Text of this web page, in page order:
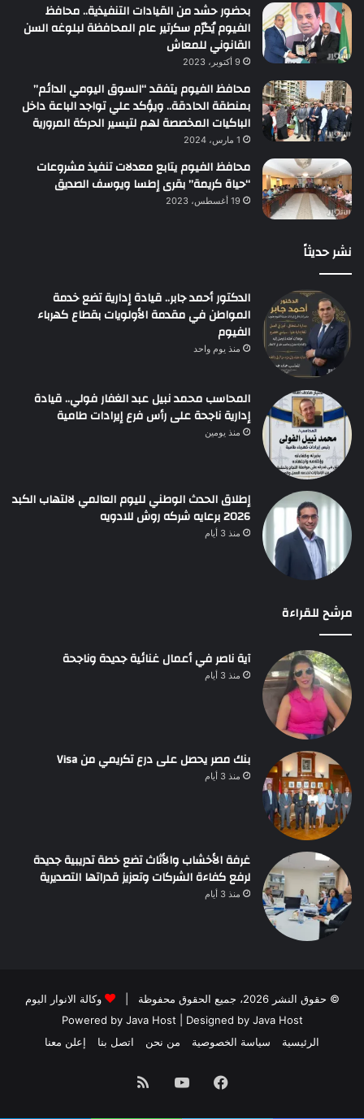
بحضور حشد من القيادات التنفيذية.. محافظ
الفيوم يُكرّم سكرتير عام المحافظة لبلوغه السن
القانوني للمعاش
9 أكتوبر، 2023
محافظ الفيوم يتفقد “السوق اليومي الدائم”
بمنطقة الحادقة.. ويؤكد علي تواجد الباعة داخل
الباكيات المخصصة لهم لتيسير الحركة المرورية
1 مارس، 2024
محافظ الفيوم يتابع معدلات تنفيذ مشروعات
“حياة كريمة” بقرى إطسا ويوسف الصديق
19 أغسطس، 2023
نشر حديثاً
الدكتور أحمد جابر.. قيادة إدارية تضع خدمة
المواطن في مقدمة الأولويات بقطاع كهرباء
الفيوم
منذ يوم واحد
المحاسب محمد نبيل عبد الغفار فولي.. قيادة
إدارية ناجحة على رأس فرع إيرادات طامية
منذ يومين
إطلاق الحدث الوطني لليوم العالمي لالتهاب الكبد
2026 برعايه شركه روش للادويه
منذ 3 أيام
مرشح للقراءة
آية ناصر في أعمال غنائية جديدة وناجحة
منذ 3 أيام
بنك مصر يحصل على درع تكريمي من Visa
منذ 3 أيام
غرفة الأخشاب والأثاث تضع خطة تدريبية جديدة
لرفع كفاءة الشركات وتعزيز قدراتها التصديرية
منذ 3 أيام
© حقوق النشر 2026، جميع الحقوق محفوظة |
وكالة الانوار اليوم
Powered by Java Host | Designed by Java Host
الرئيسية
سياسة الخصوصية من نحن اتصل بنا إعلن معنا
فيسبوكيوتيوبملخص